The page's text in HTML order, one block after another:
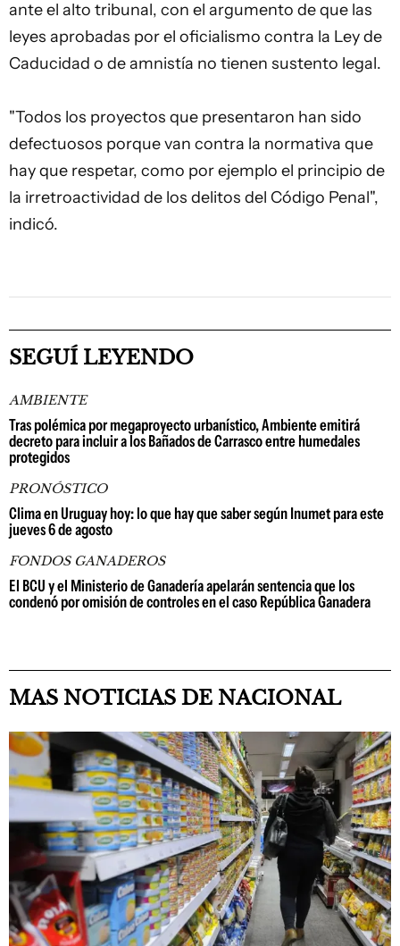
ante el alto tribunal, con el argumento de que las
leyes aprobadas por el oficialismo contra la Ley de
Caducidad o de amnistía no tienen sustento legal.
"Todos los proyectos que presentaron han sido
defectuosos porque van contra la normativa que
hay que respetar, como por ejemplo el principio de
la irretroactividad de los delitos del Código Penal",
indicó.
SEGUÍ LEYENDO
AMBIENTE
Tras polémica por megaproyecto urbanístico, Ambiente emitirá
decreto para incluir a los Bañados de Carrasco entre humedales
protegidos
PRONÓSTICO
Clima en Uruguay hoy: lo que hay que saber según Inumet para este
jueves 6 de agosto
FONDOS GANADEROS
El BCU y el Ministerio de Ganadería apelarán sentencia que los
condenó por omisión de controles en el caso República Ganadera
MAS NOTICIAS DE NACIONAL